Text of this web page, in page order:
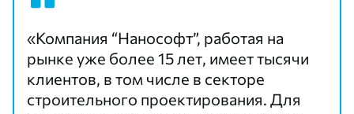
«Компания “Нанософт”, работая на
рынке уже более 15 лет, имеет тысячи
клиентов, в том числе в секторе
строительного проектирования. Для